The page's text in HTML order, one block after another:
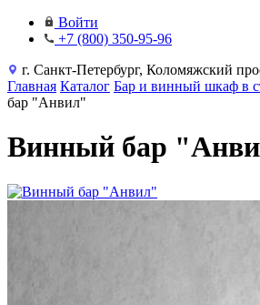
Войти
+7 (800) 350-95-96
г. Санкт-Петербург, Коломяжский
Главная Каталог Бар и винный шкаф в
бар "Анвил"
Винный бар